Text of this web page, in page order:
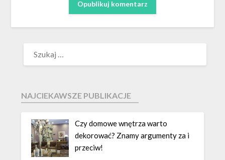
NAJCIEKAWSZE PUBLIKACJE
Czy domowe wnętrza warto
dekorować? Znamy argumenty za i
przeciw!